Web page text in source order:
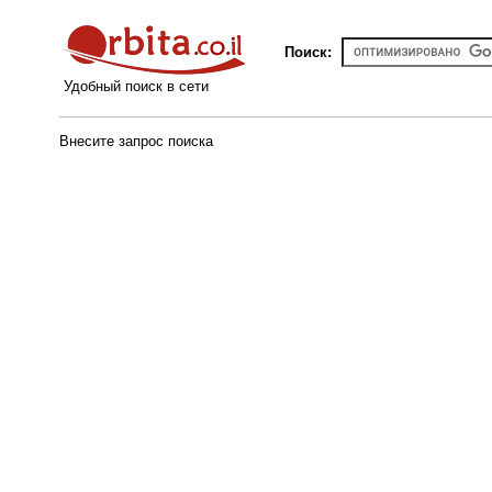
Удобный поиск в сети
Поиск:
Внесите запрос поиска